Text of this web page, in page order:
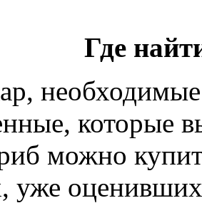
Где
которые
можно
уже